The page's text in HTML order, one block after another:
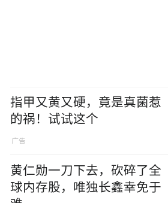
指甲又黄又硬，竟是真菌惹
的祸！试试这个
黄仁勋一刀下去，砍碎了全
球内存股，唯独长鑫幸免于